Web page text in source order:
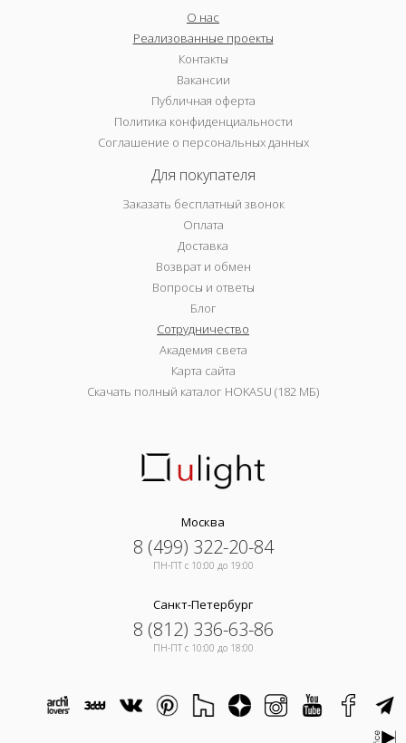
О нас
Реализованные проекты
Контакты
Вакансии
Публичная оферта
Политика конфиденциальности
Соглашение о персональных данных
Для покупателя
Заказать бесплатный звонок
Оплата
Доставка
Возврат и обмен
Вопросы и ответы
Блог
Сотрудничество
Академия света
Карта сайта
Скачать полный каталог HOKASU (182 МБ)
Москва
8 (499) 322-20-84
ПН-ПТ c 10:00 до 19:00
Санкт-Петербург
8 (812) 336-63-86
ПН-ПТ c 10:00 до 18:00